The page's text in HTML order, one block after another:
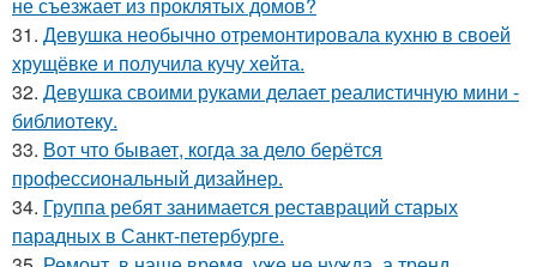
31. Девушка необычно отремонтировала кухню в своей
хрущёвке и получила кучу хейта.
32. Девушка своими руками делает реалистичную мини -
библиотеку.
33. Вот что бывает, когда за дело берётся
профессиональный дизайнер.
34. Группа ребят занимается реставраций старых
парадных в Санкт-петербурге.